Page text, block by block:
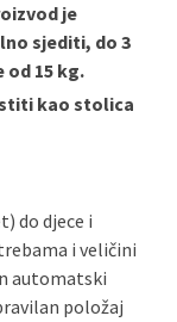
je
sjediti, do 3
15 kg.
kao stolica
do djece i
i veličini
automatski
položaj